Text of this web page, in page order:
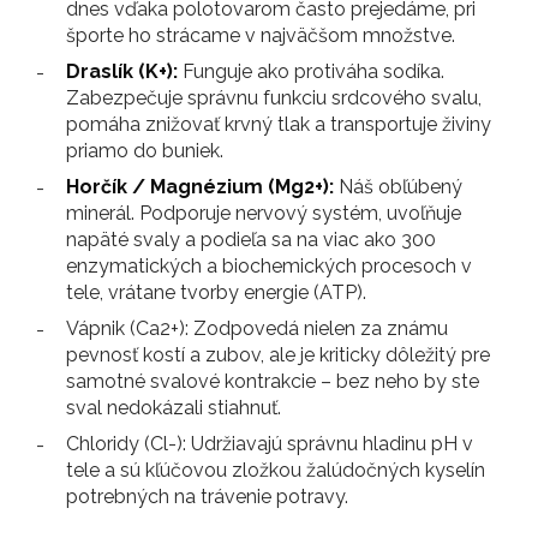
dnes vďaka polotovarom často prejedáme, pri
športe ho strácame v najväčšom množstve.
Draslík (K+): Funguje ako protiváha sodíka.
Zabezpečuje správnu funkciu srdcového svalu,
pomáha znižovať krvný tlak a transportuje živiny
priamo do buniek.
Horčík / Magnézium (Mg2+): Náš obľúbený
minerál. Podporuje nervový systém, uvoľňuje
napäté svaly a podieľa sa na viac ako 300
enzymatických a biochemických procesoch v
tele, vrátane tvorby energie (ATP).
Vápnik (Ca2+): Zodpovedá nielen za známu
pevnosť kostí a zubov, ale je kriticky dôležitý pre
samotné svalové kontrakcie – bez neho by ste
sval nedokázali stiahnuť.
Chloridy (Cl-): Udržiavajú správnu hladinu pH v
tele a sú kľúčovou zložkou žalúdočných kyselín
potrebných na trávenie potravy.